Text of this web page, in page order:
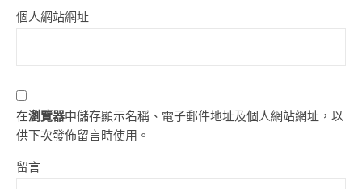
個人網站網址
在瀏覽器中儲存顯示名稱、電子郵件地址及個人網站網址，以
供下次發佈留言時使用。
留言